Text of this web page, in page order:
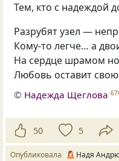
Тем, кто с надеждой
Разрубят узел —
Кому-то легче… а
На сердце шрамом
Любовь оставит свою
© Надежда Щеглова
50 5
Опубликовала Надя